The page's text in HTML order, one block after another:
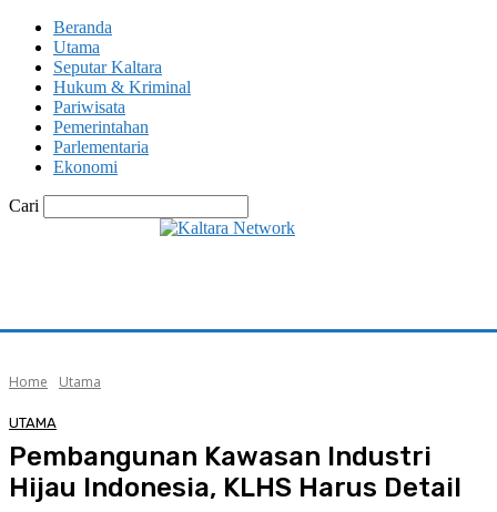
Beranda
Utama
Seputar Kaltara
Hukum & Kriminal
Pariwisata
Pemerintahan
Parlementaria
Ekonomi
Cari
Home Utama
UTAMA
Pembangunan Kawasan Industri
Hijau Indonesia, KLHS Harus Detail